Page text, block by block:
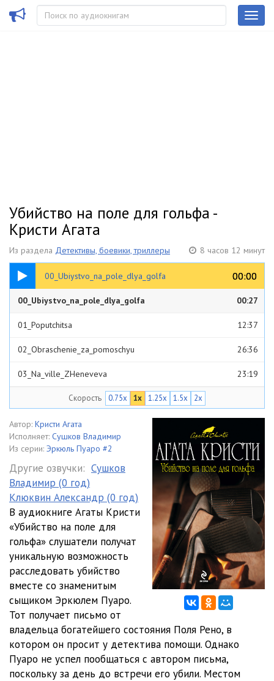
Убийство на поле для гольфа -
Кристи Агата
Из раздела Детективы, боевики, триллеры 8 часов 12 минут
00_Ubiystvo_na_pole_dlya_golfa 00:00
00:00
00:27
00_Ubiystvo_na_pole_dlya_golfa 00:27
01_Poputchitsa 12:37
02_Obraschenie_za_pomoschyu 26:36
03_Na_ville_ZHeneveva 23:19
04_Pismo_s_podpisyu_Bella
05_Rasskaz_madam_Reno
06_Mesto_prestupleniya 13:35
07_Tainstvennaya_madam_Dobreyl 22:11
08_Neozhidannaya_vstrecha 19:58
09_Zhiro_nahodit_uliki 15:59
10_Gabriel_Stonor
11_Zhak_Reno 23:57
12_Puaro_prolivaet_svet_na_nekotorye_voprosy
13_Devushka_s_trevozhnymi_glazami
14_Vtoroe_mertvoe_telo 13:52
15_Fotografii
Скорость 0.75x 1x 1.25x 1.5x 2x
Автор: Кристи Агата
Исполняет: Сушков Владимир
Из серии: Эркюль Пуаро #2
Другие озвучки: Сушков
Владимир (0 год)
Клюквин Александр (0 год)
В аудиокниге Агаты Кристи
«Убийство на поле для
гольфа» слушатели получат
уникальную возможность
расследовать убийство
вместе со знаменитым
сыщиком Эркюлем Пуаро.
Тот получает письмо от
владельца богатейшего состояния Поля Рено, в
котором он просит у детектива помощи. Однако
Пуаро не успел пообщаться с автором письма,
поскольку за день до встречи его убили. Местом